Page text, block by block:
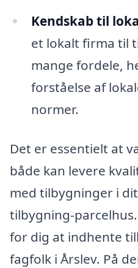
Kendskab til
et lokalt firma til
mange fordele,
forståelse af
normer.
Det er essentielt at
både kan levere
med tilbygninger i
tilbygning-
for dig at indhente
fagfolk i Årslev. På